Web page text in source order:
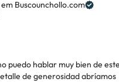
Buscounchollo.com
puedo hablar muy bien de
de generosidad abríamos